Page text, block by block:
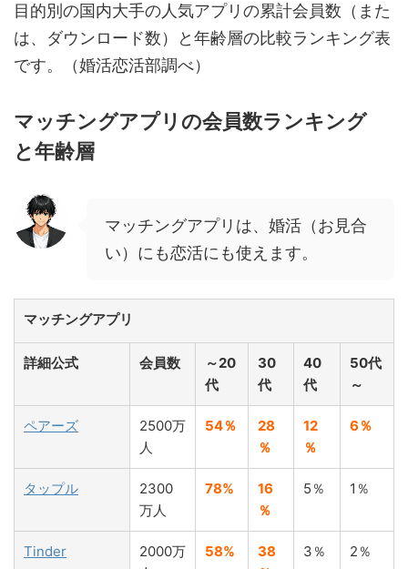
目的別の国内大手の人気アプリの累計会員数（また
は、ダウンロード数）と年齢層の比較ランキング表
です。（婚活恋活部調べ）
マッチングアプリの会員数ランキング
と年齢層
マッチングアプリは、婚活（お見合
い）にも恋活にも使えます。
マッチングアプリ
詳細公式 会員数
～20
代
30
代
40
代
50代
～
ペアーズ
2500万
人
54％
28
％
12
％
6％
タップル
2300
万人
78%
16
％
5％ 1％
Tinder
2000万
58%
38
3％ 2％